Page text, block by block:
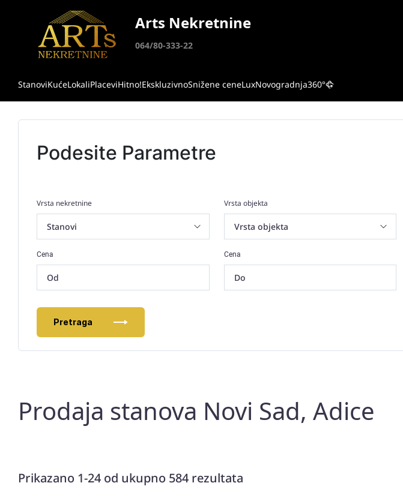
Arts Nekretnine
064/80-333-22
StanoviKućeLokaliPlaceviHitno!EkskluzivnoSnižene ceneLuxNovogradnja360°
Podesite Parametre
Vrsta nekretnine Vrsta objekta
Cena Cena
Pretraga
Prodaja stanova Novi Sad, Adice
Prikazano 1-24 od ukupno 584 rezultata